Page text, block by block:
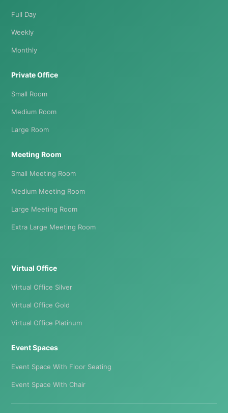
Full Day
Weekly
Monthly
Private Office
Small Room
Medium Room
Large Room
Meeting Room
Small Meeting Room
Medium Meeting Room
Large Meeting Room
Extra Large Meeting Room
Virtual Office
Virtual Office Silver
Virtual Office Gold
Virtual Office Platinum
Event Spaces
Event Space With Floor Seating
Event Space With Chair